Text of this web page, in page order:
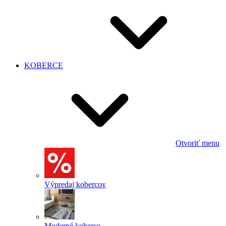
KOBERCE
Otvoriť menu
Výpredaj kobercov